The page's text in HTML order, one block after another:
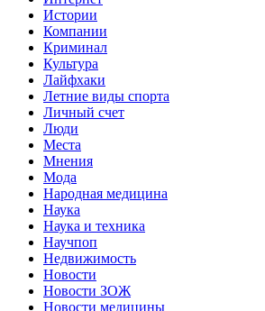
Истории
Компании
Криминал
Культура
Лайфхаки
Летние виды спорта
Личный счет
Люди
Места
Мнения
Мода
Народная медицина
Наука
Наука и техника
Научпоп
Недвижимость
Новости
Новости ЗОЖ
Новости медицины